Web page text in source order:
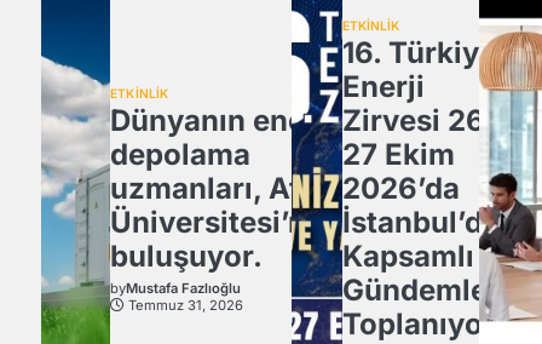
ETKİNLİK
Dünyanın enerji
depolama
uzmanları, Atlas
Üniversitesi’nde
buluşuyor.
byMustafa Fazlıoğlu
Temmuz 31, 2026
ETKİNLİK
16. Türkiye
Enerji
Zirvesi 26-
27 Ekim
2026’da
İstanbul’da
Kapsamlı
Gündemle
Toplanıyor.